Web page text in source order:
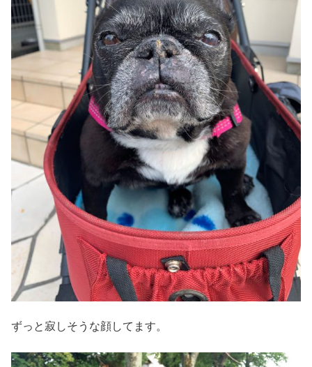
ずっと寂しそうな顔してます。